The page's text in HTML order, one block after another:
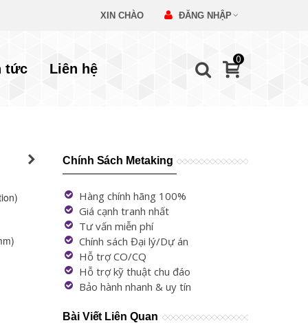
XIN CHÀO ĐĂNG NHẬP
tức Liên hệ
0
Chính Sách Metaking
Hàng chính hãng 100%
Giá cạnh tranh nhất
Tư vấn miễn phí
Chính sách Đại lý/Dự án
Hỗ trợ CO/CQ
Hỗ trợ kỹ thuật chu đáo
Bảo hành nhanh & uy tín
Bài Viết Liên Quan